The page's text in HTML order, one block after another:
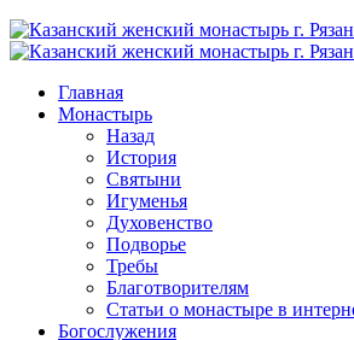
Главная
Монастырь
Назад
История
Святыни
Игуменья
Духовенство
Подворье
Требы
Благотворителям
Статьи о монастыре в
Богослужения